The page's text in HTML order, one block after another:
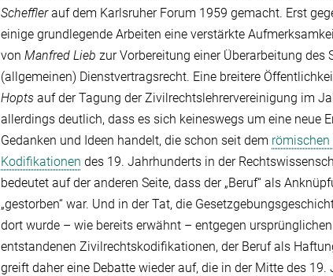
Schefflerauf dem Karlsruher Forum 1959 gemacht. Erst
einige grundlegende Arbeiten eine verstärkte
von Manfred Lieb zur Vorbereitung einer Überarbeitung
(allgemeinen) Dienstvertragsrecht. Eine breitere
Hopts auf der Tagung der Zivilrechtslehrervereinigung im
allerdings deutlich, dass es sich keineswegs um eine neue
Gedanken und Ideen handelt, die schon seit dem römischen
Kodifikationen des 19. Jahrhunderts in der
bedeutet auf der anderen Seite, dass der „Beruf“ als
„gestorben“ war. Und in der Tat, die
dort wurde – wie bereits erwähnt – entgegen
entstandenen Zivilrechtskodifikationen, der Beruf als
greift daher eine Debatte wieder auf, die in der Mitte des